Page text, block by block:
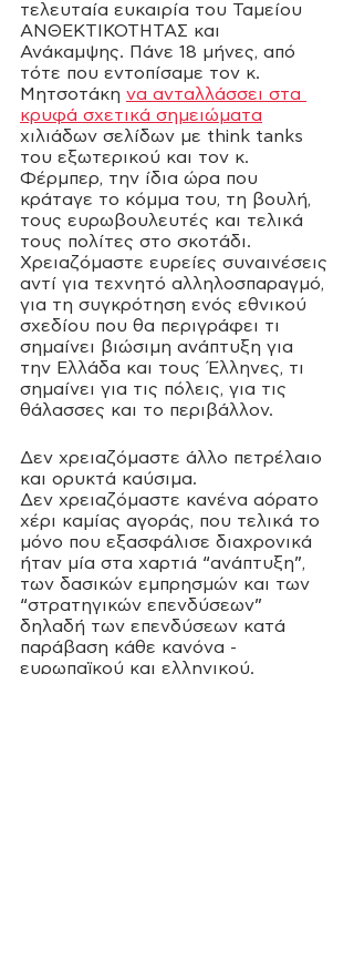
τελευταία ευκαιρία του Ταμείου
ΑΝΘΕΚΤΙΚΟΤΗΤΑΣ και
Ανάκαμψης. Πάνε 18 μήνες, από
τότε που εντοπίσαμε τον κ.
Μητσοτάκη να ανταλλάσσει στα
κρυφά σχετικά σημειώματα
χιλιάδων σελίδων με think tanks
του εξωτερικού και τον κ.
Φέρμπερ, την ίδια ώρα που
κράταγε το κόμμα του, τη βουλή,
τους ευρωβουλευτές και τελικά
τους πολίτες στο σκοτάδι.
Χρειαζόμαστε ευρείες συναινέσεις
αντί για τεχνητό αλληλοσπαραγμό,
για τη συγκρότηση ενός εθνικού
σχεδίου που θα περιγράφει τι
σημαίνει βιώσιμη ανάπτυξη για
την Ελλάδα και τους Έλληνες, τι
σημαίνει για τις πόλεις, για τις
θάλασσες και το περιβάλλον.
Δεν χρειαζόμαστε άλλο πετρέλαιο
και ορυκτά καύσιμα.
Δεν χρειαζόμαστε κανένα αόρατο
χέρι καμίας αγοράς, που τελικά το
μόνο που εξασφάλισε διαχρονικά
ήταν μία στα χαρτιά “ανάπτυξη”,
των δασικών εμπρησμών και των
“στρατηγικών επενδύσεων”
δηλαδή των επενδύσεων κατά
παράβαση κάθε κανόνα -
ευρωπαϊκού και ελληνικού.